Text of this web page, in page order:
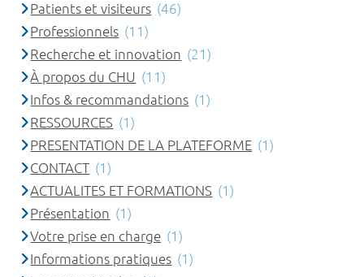
Patients et visiteurs (46)
Professionnels (11)
Recherche et innovation (21)
À propos du CHU (11)
Infos & recommandations (1)
RESSOURCES (1)
PRESENTATION DE LA PLATEFORME (1)
CONTACT (1)
ACTUALITES ET FORMATIONS (1)
Présentation (1)
Votre prise en charge (1)
Informations pratiques (1)